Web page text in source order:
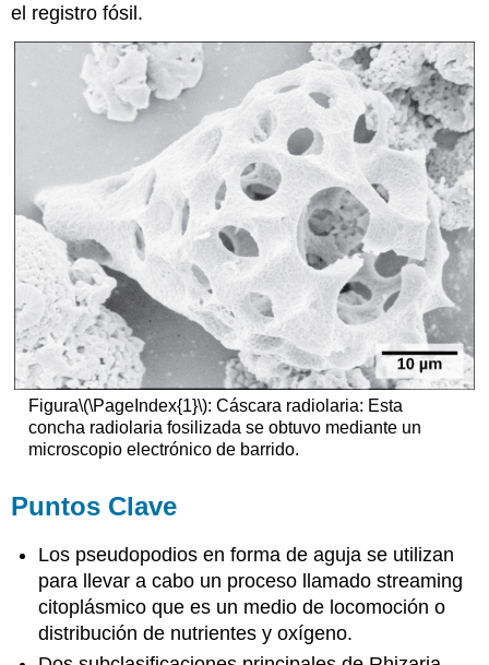
el registro fósil.
Figura\(\PageIndex{1}\): Cáscara radiolaria: Esta
concha radiolaria fosilizada se obtuvo mediante un
microscopio electrónico de barrido.
Puntos Clave
Los pseudopodios en forma de aguja se utilizan
para llevar a cabo un proceso llamado streaming
citoplásmico que es un medio de locomoción o
distribución de nutrientes y oxígeno.